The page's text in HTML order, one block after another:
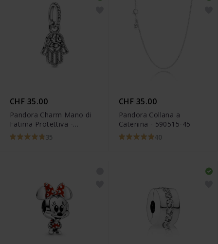
CHF 35.00
Pandora Charm Mano di
Fatima Protettiva -
799144C0035
CHF 35.00
Pandora Collana a
Catenina - 590515-45
40